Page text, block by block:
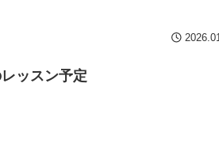
ッスン予定